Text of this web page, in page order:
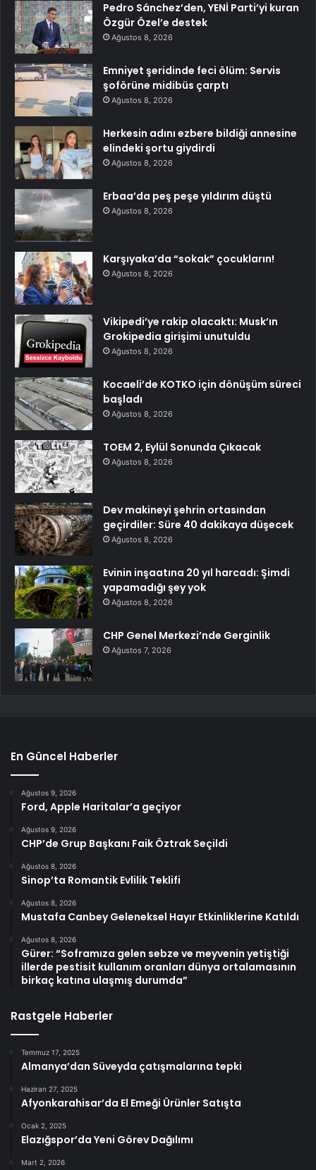
Pedro Sánchez’den, YENİ Parti’yi kuran
Özgür Özel’e destek
Ağustos 8, 2026
Emniyet şeridinde feci ölüm: Servis
şoförüne midibüs çarptı
Ağustos 8, 2026
Herkesin adını ezbere bildiği annesine
elindeki şortu giydirdi
Ağustos 8, 2026
Erbaa’da peş peşe yıldırım düştü
Ağustos 8, 2026
Karşıyaka’da “sokak” çocukların!
Ağustos 8, 2026
Vikipedi’ye rakip olacaktı: Musk’ın
Grokipedia girişimi unutuldu
Ağustos 8, 2026
Kocaeli’de KOTKO için dönüşüm süreci
başladı
Ağustos 8, 2026
TOEM 2, Eylül Sonunda Çıkacak
Ağustos 8, 2026
Dev makineyi şehrin ortasından
geçirdiler: Süre 40 dakikaya düşecek
Ağustos 8, 2026
Evinin inşaatına 20 yıl harcadı: Şimdi
yapamadığı şey yok
Ağustos 8, 2026
CHP Genel Merkezi’nde Gerginlik
Ağustos 7, 2026
En Güncel Haberler
Ağustos 9, 2026
Ford, Apple Haritalar’a geçiyor
Ağustos 9, 2026
CHP’de Grup Başkanı Faik Öztrak Seçildi
Ağustos 8, 2026
Sinop’ta Romantik Evlilik Teklifi
Ağustos 8, 2026
Mustafa Canbey Geleneksel Hayır Etkinliklerine Katıldı
Ağustos 8, 2026
Gürer: “Soframıza gelen sebze ve meyvenin yetiştiği
illerde pestisit kullanım oranları dünya ortalamasının
birkaç katına ulaşmış durumda”
Rastgele Haberler
Temmuz 17, 2025
Almanya’dan Süveyda çatışmalarına tepki
Haziran 27, 2025
Afyonkarahisar’da El Emeği Ürünler Satışta
Ocak 2, 2025
Elazığspor’da Yeni Görev Dağılımı
Mart 2, 2026